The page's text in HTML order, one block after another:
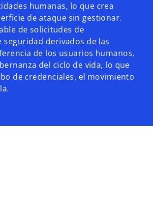
humanas, lo que crea
de ataque sin gestionar.
de solicitudes de
derivados de las
de los usuarios humanos,
del ciclo de vida, lo que
de credenciales, el movimiento